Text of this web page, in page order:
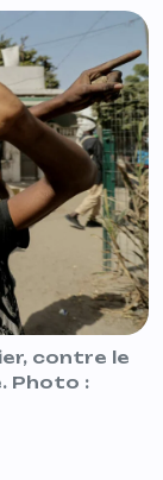
contre le
Photo :